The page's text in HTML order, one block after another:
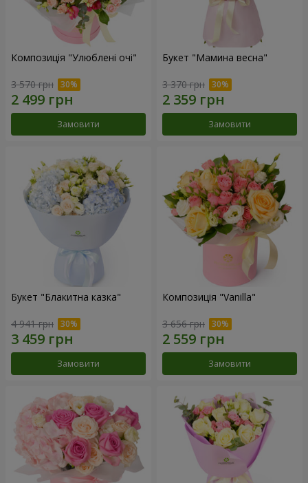
Композиція "Улюблені очі"
3 570 грн
Замовити
Букет "Мамина весна"
3 370 грн
Замовити
Букет "Блакитна казка"
4 941 грн
Замовити
Композиція "Vanilla"
3 656 грн
Замовити